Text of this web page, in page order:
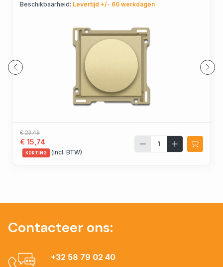
Beschikbaarheid: Levertijd +/- 60 werkdagen
€ 23,49
€ 15,74
KORTING (incl. BTW)
Contacteer ons:
+32 58 79 02 40